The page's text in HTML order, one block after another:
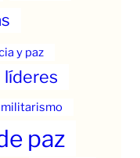
y paz
líderes
paz